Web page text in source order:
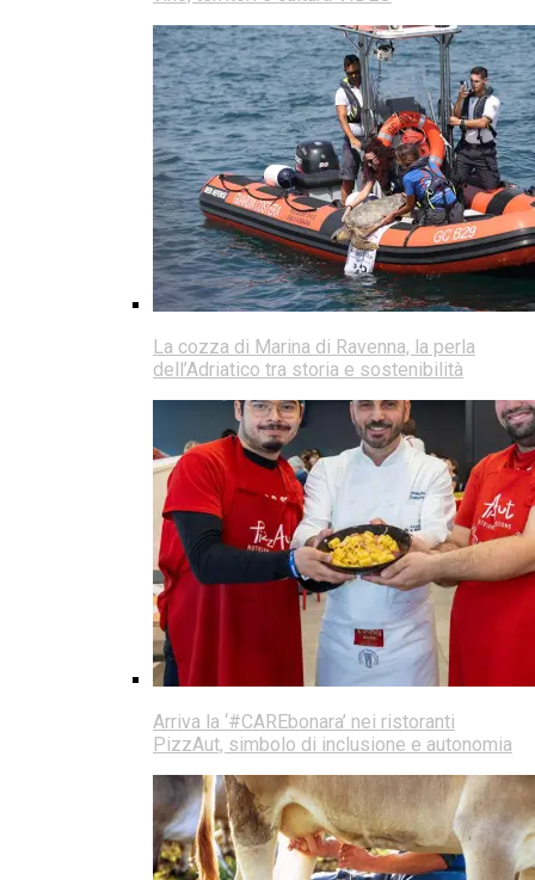
La cozza di Marina di Ravenna, la perla
dell’Adriatico tra storia e sostenibilità
Arriva la ‘#CAREbonara’ nei ristoranti
PizzAut, simbolo di inclusione e autonomia